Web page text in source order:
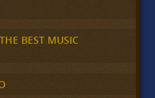
BEST MUSIC